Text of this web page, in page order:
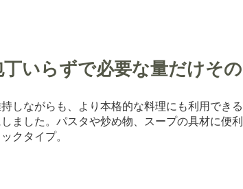
いらずで必要な量だけそ
しながらも、より本格的な料理にも利用でき
ました。パスタや炒め物、スープの具材に便
クタイプ。